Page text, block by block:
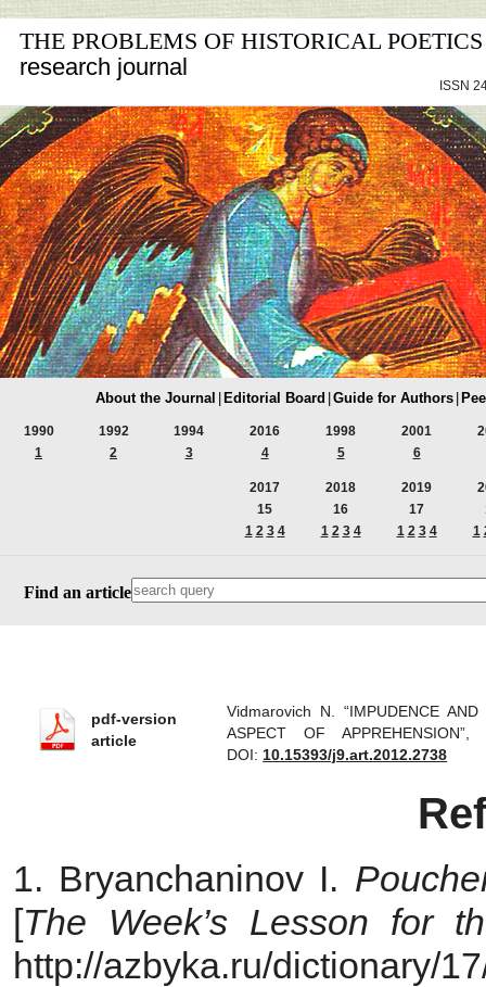
THE PROBLEMS OF HISTORICAL POETICS
research journal
ISSN
About the Journal Editorial Board Guide for Authors
1990
1
1992
2
1994
3
2016
4
1998
5
2001
6
2017
15
1 2 3 4
2018
16
1 2 3 4
2019
17
1 2 3 4
1
Find an article
pdf-version
article
Vidmarovich N. “IMPUDENCE
ASPECT OF
DOI: 10.15393/j9.art.2012.2738
1. Bryanchaninov I.
[The Week’s Lesson for
http://azbyka.ru/dictionary/